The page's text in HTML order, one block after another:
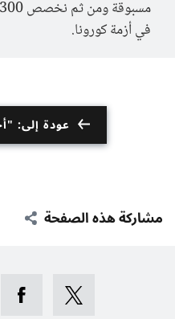
في أزمة كورونا.
عودة إلى:
مشاركة هذه الصفحة